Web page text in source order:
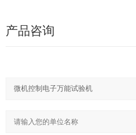
产品咨询